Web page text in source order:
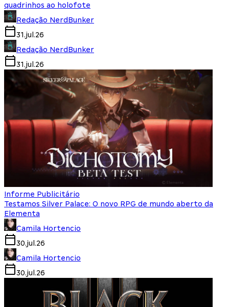
quadrinhos ao holofote
Redação NerdBunker
31.jul.26
Redação NerdBunker
31.jul.26
Informe Publicitário
Testamos Silver Palace: O novo RPG de mundo aberto da
Elementa
Camila Hortencio
30.jul.26
Camila Hortencio
30.jul.26